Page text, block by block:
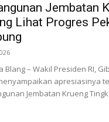
Jembatan
Lihat Progres
Blang – Wakil Presiden RI,
apresiasinya
Jembatan Krueng